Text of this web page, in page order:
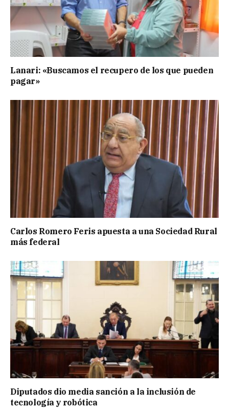
Lanari: «Buscamos el recupero de los que pueden
pagar»
Carlos Romero Feris apuesta a una Sociedad Rural
más federal
Diputados dio media sanción a la inclusión de
tecnología y robótica